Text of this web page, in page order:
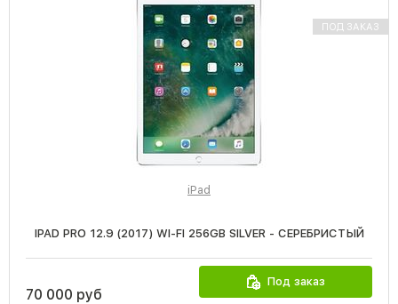
ПОД ЗАКАЗ
iPad
IPAD PRO 12.9 (2017) WI-FI 256GB SILVER - СЕРЕБРИСТЫЙ
70 000 руб
Под заказ